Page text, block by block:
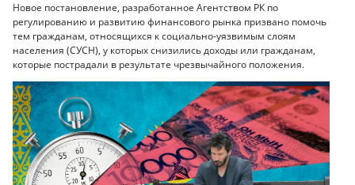
Новое постановление, разработанное Агентством РК по
регулированию и развитию финансового рынка призвано помочь
тем гражданам, относящихся к социально-уязвимым слоям
населения (СУСН), у которых снизились доходы или гражданам,
которые пострадали в результате чрезвычайного положения.